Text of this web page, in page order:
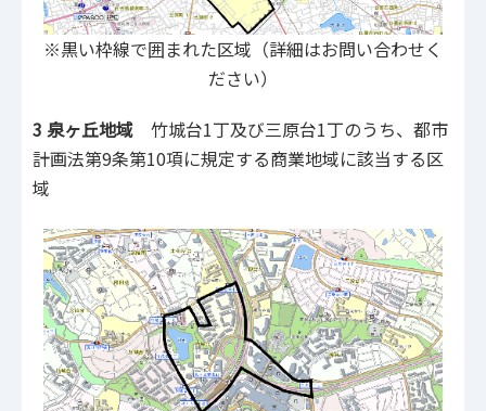
※黒い枠線で囲まれた区域（詳細はお問い合わせく
ださい）
3 泉ヶ丘地域 竹城台1丁及び三原台1丁のうち、都市
計画法第9条第10項に規定する商業地域に該当する区
域